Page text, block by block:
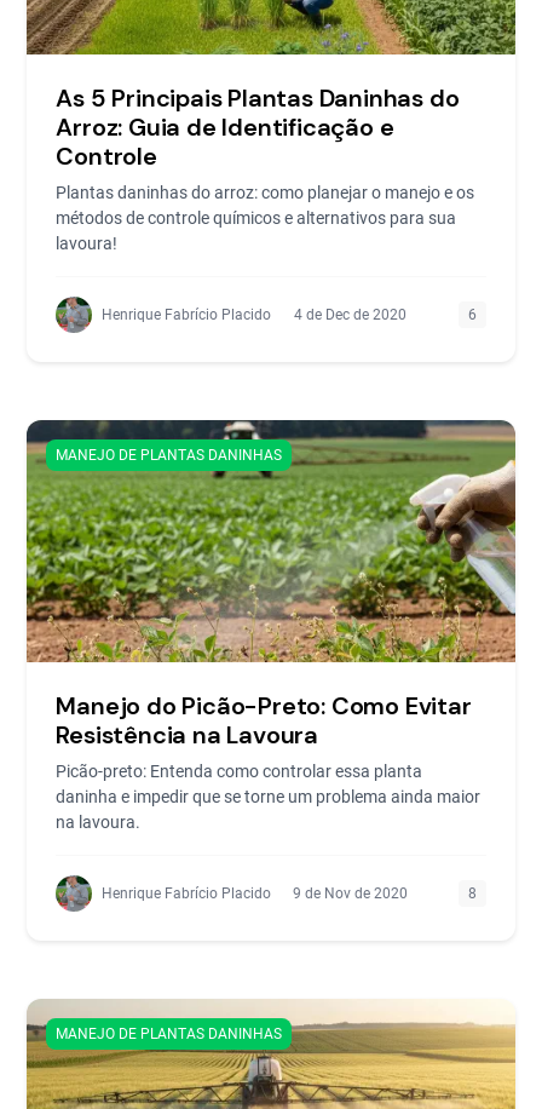
As 5 Principais Plantas Daninhas do
Arroz: Guia de Identificação e
Controle
Plantas daninhas do arroz: como planejar o manejo e os
métodos de controle químicos e alternativos para sua
lavoura!
Henrique Fabrício Placido 4 de Dec de 2020 6
MANEJO DE PLANTAS DANINHAS
Manejo do Picão-Preto: Como Evitar
Resistência na Lavoura
Picão-preto: Entenda como controlar essa planta
daninha e impedir que se torne um problema ainda maior
na lavoura.
Henrique Fabrício Placido 9 de Nov de 2020 8
MANEJO DE PLANTAS DANINHAS